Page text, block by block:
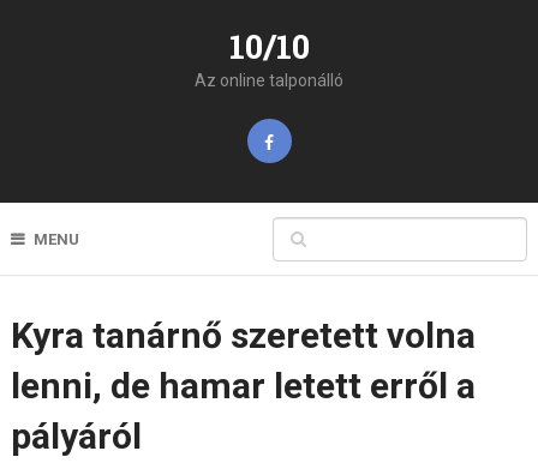
10/10
Az online talponálló
MENU
Kyra tanárnő szeretett volna
lenni, de hamar letett erről a
pályáról